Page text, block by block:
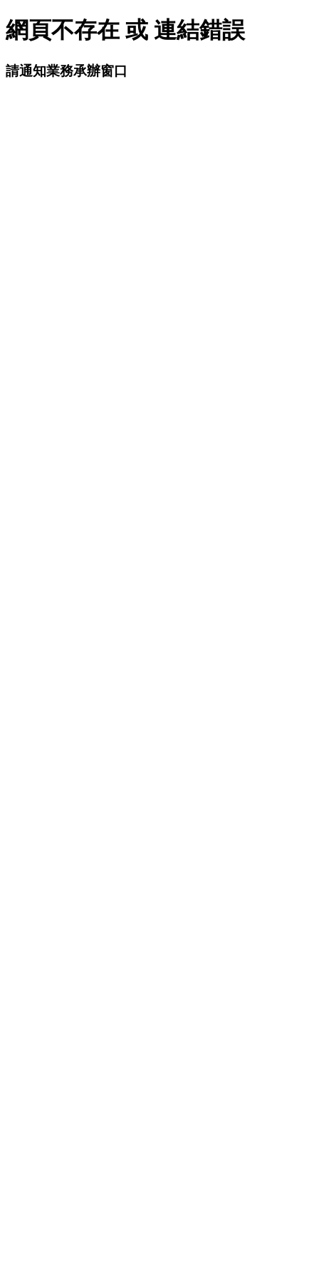
網頁不存在 或 連結錯誤
請通知業務承辦窗口